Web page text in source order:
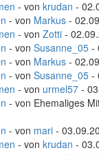
- von krudan -
- von Markus -
- von Zotti -
- von Susanne_05 -
- von Markus -
- von Susanne_05 -
- von urmel57 -
- von Ehemaliges
- von mari -
- von krudan -